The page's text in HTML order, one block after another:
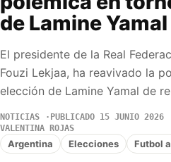
de Lamine
El presidente de la Real
Fouzi Lekjaa, ha reavivado la
elección de Lamine Yamal de
NOTICIAS PUBLICADO 15 JUNIO 2026
VALENTINA ROJAS
Argentina Elecciones Futbol